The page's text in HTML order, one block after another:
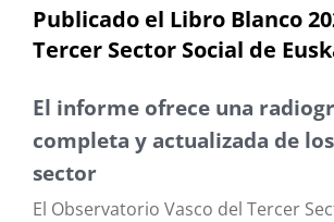
Publicado el Libro Blanco
Tercer Sector Social de
El informe ofrece una
completa y actualizada de
sector
El Observatorio Vasco del Tercer